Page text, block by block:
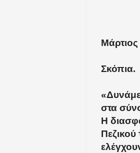
Σκόπια.
στα
Η
Πεζικού